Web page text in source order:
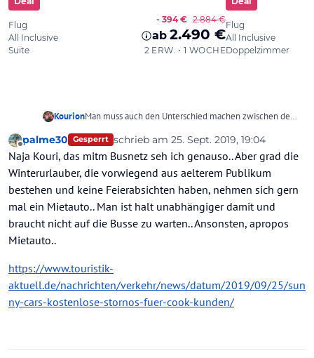
KourionMan muss auch den Unterschied machen zwischen den
kennenlernen möchten. Letztere werden sich einen
Mietwagen nehmen. Aber lohnt sich dieser auch für
Badeurlauber, die sich vielleicht nur einige der
bekanntesten Ortschaften wie Sóller, Vademossa und
natürlich Palma anschauen möchten ?
Das Busstreckennetz auf der Insel ist sehr gut und
Palma - Sóller kostet hin und zurück gerade mal 4,90 €.
man ab der PdP eh besser mit dem Öffi.
heute völlig überflüssig. Das haben wir Anfang bis Mitte
der 2000er gemacht. Da waren die Verbindungen ab
Offline
palme30 Gesperrt schrieb am 25. Sept. 2019, 19:04
zuletzt editiert von
Naja Kouri, das mitm Busnetz seh ich genauso.. Aber grad die
Winterurlauber, die vorwiegend aus aelterem Publikum
bestehen und keine Feierabsichten haben, nehmen sich gern
mal ein Mietauto.. Man ist halt unabhängiger damit und
braucht nicht auf die Busse zu warten.. Ansonsten, apropos
Mietauto..
https://www.touristik-
aktuell.de/nachrichten/verkehr/news/datum/2019/09/25/sun
ny-cars-kostenlose-stornos-fuer-cook-kunden/